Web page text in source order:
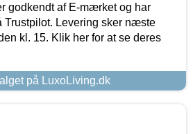
godkendt af E-mærket og har
Trustpilot. Levering sker næste
kl. 15. Klik her for at se deres
på LuxoLiving.dk